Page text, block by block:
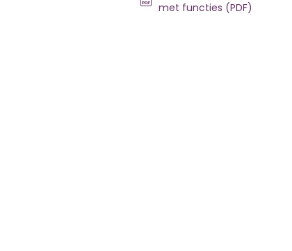
met functies (PDF)